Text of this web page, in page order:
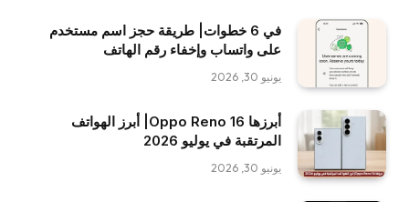
في 6 خطوات| طريقة حجز اسم مستخدم
على واتساب وإخفاء رقم الهاتف
يونيو 30, 2026
أبرزها Oppo Reno 16| أبرز الهواتف
المرتقبة في يوليو 2026
يونيو 30, 2026